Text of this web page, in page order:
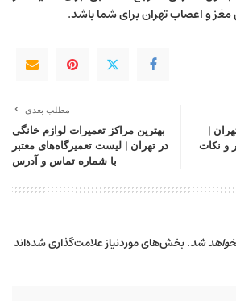
و اعصاب تهران برای شما باشد.
|
و نکات
مطلب بعدی
بهترین مراکز تعمیرات لوازم خانگی
در تهران | لیست تعمیرگاه‌های معتبر
با شماره تماس و آدرس
شد.بخش‌های موردنیاز علامت‌گذاری شده‌اند